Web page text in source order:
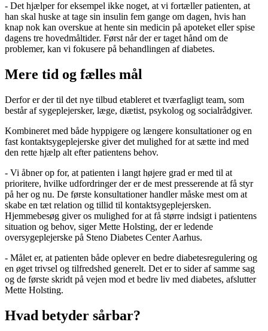
- Det hjælper for eksempel ikke noget, at vi fortæller patienten, at
han skal huske at tage sin insulin fem gange om dagen, hvis han
knap nok kan overskue at hente sin medicin på apoteket eller spise
dagens tre hovedmåltider. Først når der er taget hånd om de
problemer, kan vi fokusere på behandlingen af diabetes.
Mere tid og fælles mål
Derfor er der til det nye tilbud etableret et tværfagligt team, som
består af sygeplejersker, læge, diætist, psykolog og socialrådgiver.
Kombineret med både hyppigere og længere konsultationer og en
fast kontaktsygeplejerske giver det mulighed for at sætte ind med
den rette hjælp alt efter patientens behov.
- Vi åbner op for, at patienten i langt højere grad er med til at
prioritere, hvilke udfordringer der er de mest presserende at få styr
på her og nu. De første konsultationer handler måske mest om at
skabe en tæt relation og tillid til kontaktsygeplejersken.
Hjemmebesøg giver os mulighed for at få større indsigt i patientens
situation og behov, siger Mette Holsting, der er ledende
oversygeplejerske på Steno Diabetes Center Aarhus.
- Målet er, at patienten både oplever en bedre diabetesregulering og
en øget trivsel og tilfredshed generelt. Det er to sider af samme sag
og de første skridt på vejen mod et bedre liv med diabetes, afslutter
Mette Holsting.
Hvad betyder sårbar?